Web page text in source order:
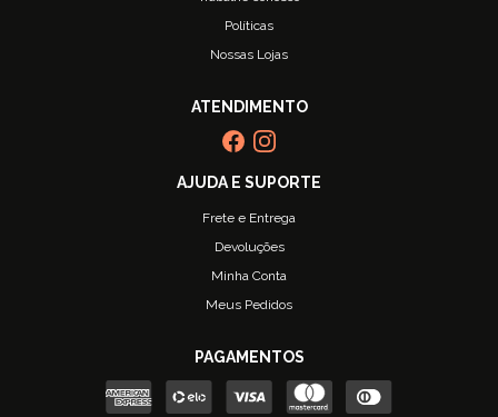
Políticas
Nossas Lojas
Frete e Entrega
Devoluções
Minha Conta
Meus Pedidos